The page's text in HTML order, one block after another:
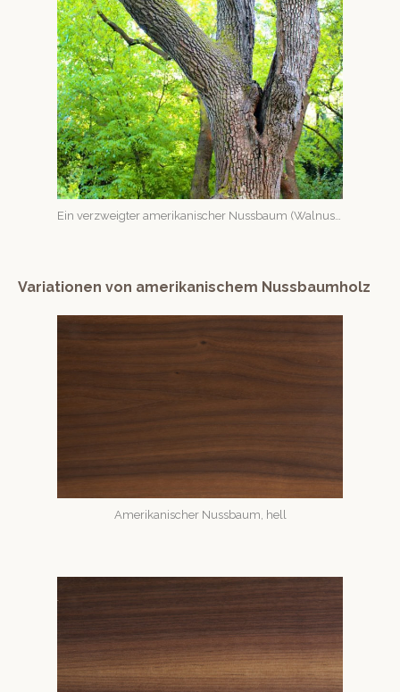
Ein verzweigter amerikanis­ch­er Nuss­baum (Wal­nuss­baum)
Variationen von amerikanischem Nussbaumholz
Amerikanis­ch­er Nuss­baum, hell